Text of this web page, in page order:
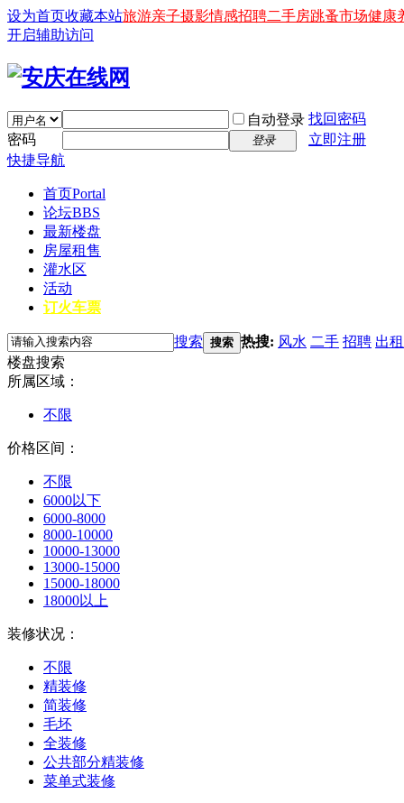
设为首页收藏本站旅游亲子摄影情感招聘二手房跳蚤市场健康
开启辅助访问
自动登录 找回密码
密码
登录
立即注册
快捷导航
首页Portal
论坛BBS
最新楼盘
房屋租售
灌水区
活动
订火车票
搜索 搜索 热搜: 风水 二手 招聘 出租
楼盘搜索
所属区域：
不限
价格区间：
不限
6000以下
6000-8000
8000-10000
10000-13000
13000-15000
15000-18000
18000以上
装修状况：
不限
精装修
简装修
毛坯
全装修
公共部分精装修
菜单式装修